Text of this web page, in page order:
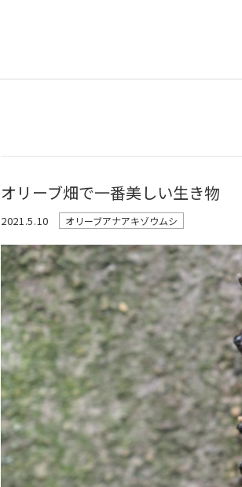
オリーブ畑で一番美しい生き物
2021.5.10 オリーブアナアキゾウムシ